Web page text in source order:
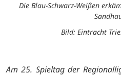
Die Blau-Schwarz-Weißen
Bild: Eintracht
Am 25. Spieltag der